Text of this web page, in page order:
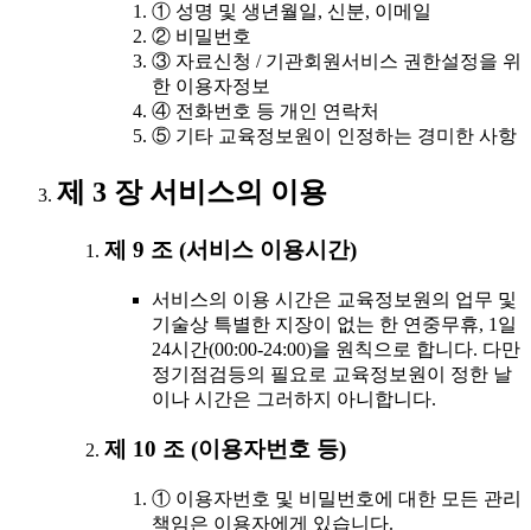
① 성명 및 생년월일, 신분, 이메일
② 비밀번호
③ 자료신청 / 기관회원서비스 권한설정을 위
한 이용자정보
④ 전화번호 등 개인 연락처
⑤ 기타 교육정보원이 인정하는 경미한 사항
제 3 장 서비스의 이용
제 9 조 (서비스 이용시간)
서비스의 이용 시간은 교육정보원의 업무 및
기술상 특별한 지장이 없는 한 연중무휴, 1일
24시간(00:00-24:00)을 원칙으로 합니다. 다만
정기점검등의 필요로 교육정보원이 정한 날
이나 시간은 그러하지 아니합니다.
제 10 조 (이용자번호 등)
① 이용자번호 및 비밀번호에 대한 모든 관리
책임은 이용자에게 있습니다.